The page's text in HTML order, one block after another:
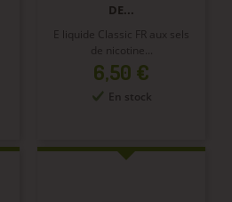
DE...
E liquide Classic FR aux sels
de nicotine...
Prix
6,50 €
En stock